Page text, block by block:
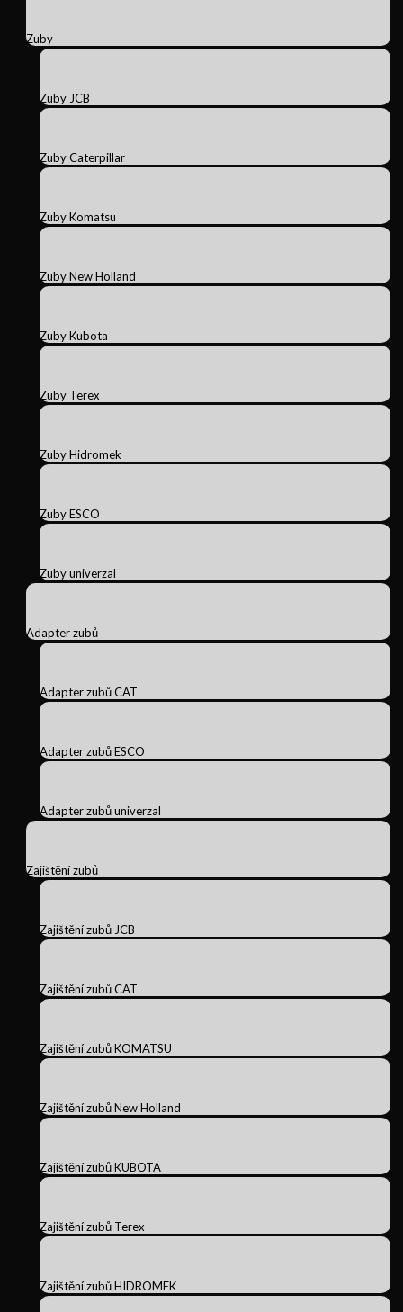
Zuby
Zuby JCB
Zuby Caterpillar
Zuby Komatsu
Zuby New Holland
Zuby Kubota
Zuby Terex
Zuby Hidromek
Zuby ESCO
Zuby univerzal
Adapter zubů
Adapter zubů CAT
Adapter zubů ESCO
Adapter zubů univerzal
Zajištění zubů
Zajištění zubů JCB
Zajištění zubů CAT
Zajištění zubů KOMATSU
Zajištění zubů New Holland
Zajištění zubů KUBOTA
Zajištění zubů Terex
Zajištění zubů HIDROMEK